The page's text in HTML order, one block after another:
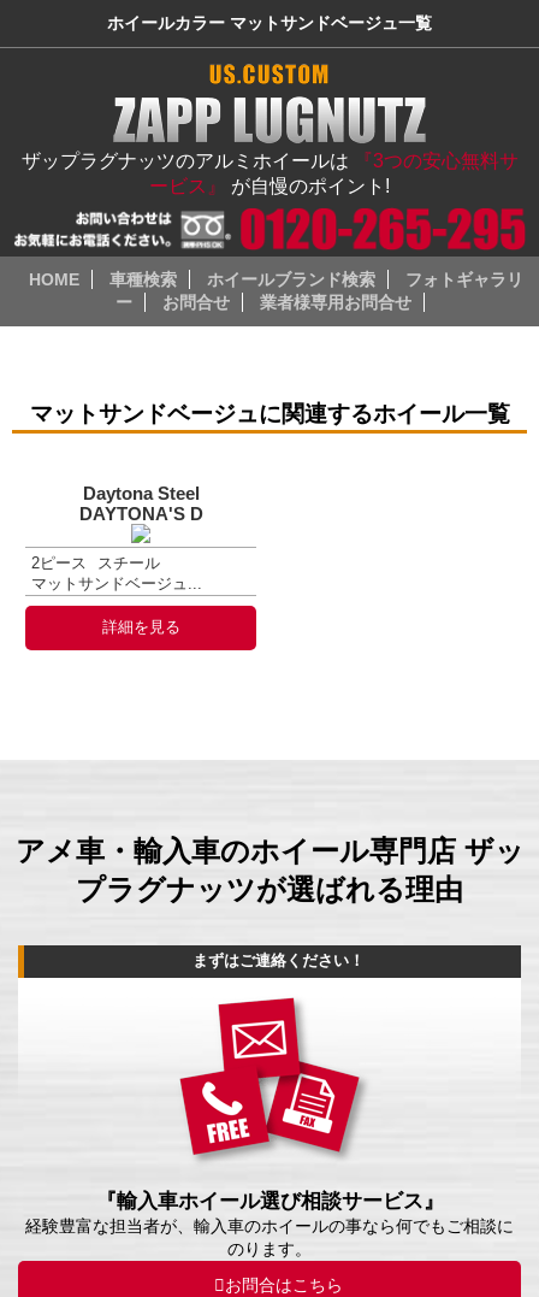
ホイールカラー マットサンドベージュ一覧
ザップラグナッツのアルミホイールは
『3つの安心無料サ
ービス』 が自慢のポイント!
HOME 車種検索 ホイールブランド検索
フォトギャラリ
ー
お問合せ 業者様専用お問合せ
マットサンドベージュに関連するホイール一覧
Daytona Steel
DAYTONA'S D
2ピース
スチール
マットサンドベージュ...
詳細を見る
アメ車・輸入車のホイール専門店 ザッ
プラグナッツが選ばれる理由
まずはご連絡ください！
『輸入車ホイール選び相談サービス』
経験豊富な担当者が、輸入車のホイールの事なら何でもご相談に
のります。
お問合はこちら